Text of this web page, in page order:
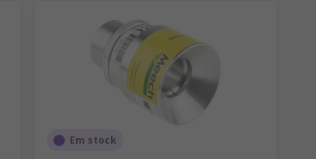
Em stock